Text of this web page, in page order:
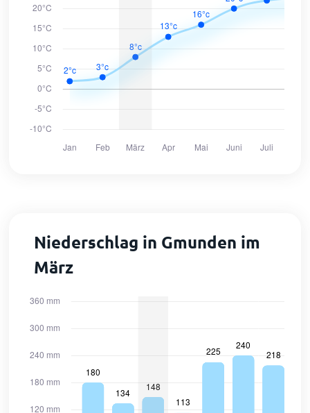
Niederschlag in Gmunden im
März